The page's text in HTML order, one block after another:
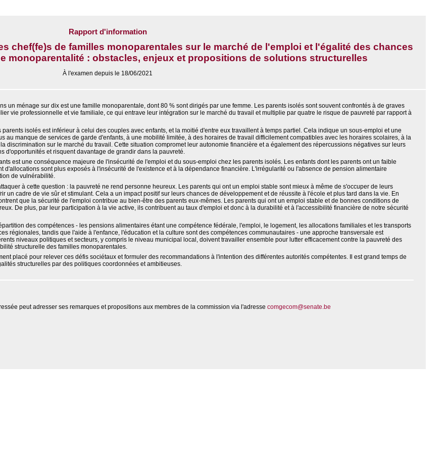
Rapport d'information
chef(fe)s de familles monoparentales sur le marché de l'emploi et l'égalité des chances
monoparentalité : obstacles, enjeux et propositions de solutions structurelles
À l'examen depuis le 18/06/2021
un ménage sur dix est une famille monoparentale, dont 80 % sont dirigés par une femme. Les parents isolés sont souvent confrontés à de graves
vie professionnelle et vie familiale, ce qui entrave leur intégration sur le marché du travail et multiplie par quatre le risque de pauvreté par rapport à
parents isolés est inférieur à celui des couples avec enfants, et la moitié d'entre eux travaillent à temps partiel. Cela indique un sous-emploi et une
au manque de services de garde d'enfants, à une mobilité limitée, à des horaires de travail difficilement compatibles avec les horaires scolaires, à la
discrimination sur le marché du travail. Cette situation compromet leur autonomie financière et a également des répercussions négatives sur leurs
d'opportunités et risquent davantage de grandir dans la pauvreté.
est une conséquence majeure de l'insécurité de l'emploi et du sous-emploi chez les parents isolés. Les enfants dont les parents ont un faible
d'allocations sont plus exposés à l'insécurité de l'existence et à la dépendance financière. L'irrégularité ou l'absence de pension alimentaire
de vulnérabilité.
à cette question : la pauvreté ne rend personne heureux. Les parents qui ont un emploi stable sont mieux à même de s'occuper de leurs
un cadre de vie sûr et stimulant. Cela a un impact positif sur leurs chances de développement et de réussite à l'école et plus tard dans la vie. En
que la sécurité de l'emploi contribue au bien-être des parents eux-mêmes. Les parents qui ont un emploi stable et de bonnes conditions de
De plus, par leur participation à la vie active, ils contribuent au taux d'emploi et donc à la durabilité et à l'accessibilité financière de notre sécurité
des compétences - les pensions alimentaires étant une compétence fédérale, l'emploi, le logement, les allocations familiales et les transports
régionales, tandis que l'aide à l'enfance, l'éducation et la culture sont des compétences communautaires - une approche transversale est
niveaux politiques et secteurs, y compris le niveau municipal local, doivent travailler ensemble pour lutter efficacement contre la pauvreté des
structurelle des familles monoparentales.
placé pour relever ces défis sociétaux et formuler des recommandations à l'intention des différentes autorités compétentes. Il est grand temps de
structurelles par des politiques coordonnées et ambitieuses.
peut adresser ses remarques et propositions aux membres de la commission via l'adresse comgecom@senate.be